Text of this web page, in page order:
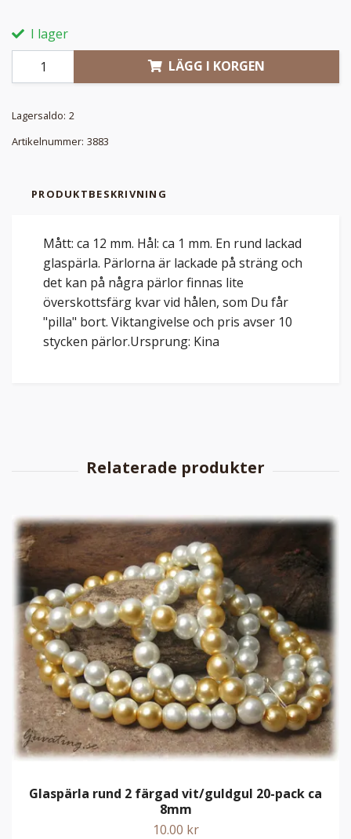
I lager
LÄGG I KORGEN
Lagersaldo: 2
Artikelnummer: 3883
PRODUKTBESKRIVNING
Mått: ca 12 mm. Hål: ca 1 mm. En rund lackad
glaspärla. Pärlorna är lackade på sträng och
det kan på några pärlor finnas lite
överskottsfärg kvar vid hålen, som Du får
"pilla" bort. Viktangivelse och pris avser 10
stycken pärlor.Ursprung: Kina
Glaspärla rund 2 färgad vit/guldgul 20-pack ca
8mm
10.00 kr